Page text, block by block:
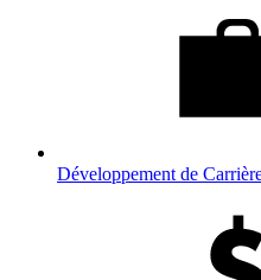
Développement de